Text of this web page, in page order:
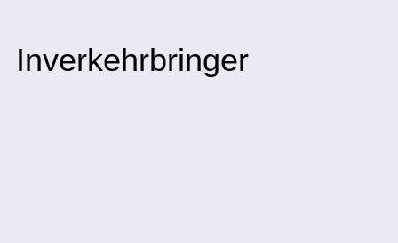
Inverkehrbringer